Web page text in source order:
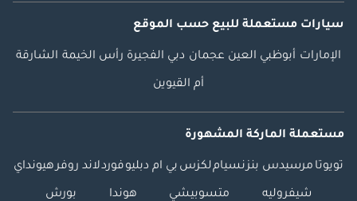
سيارات مستعملة للبيع حسب الموقع
الإمارات أبوظبي العين عجمان دبي الفجيرة رأس الخيمة الشارقة
أم القيوين
مستعملة الماركة المشهورة
تويوتا مرسيدس بنزنسياملكزس بي ام دبليوفوردلاند روفرهيونداي
شيفروليه متسوبيشي هوندا بورش